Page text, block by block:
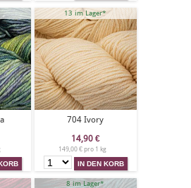
13 im Lager*
704 Ivory
14,90 €
149,00 € pro 1 kg
8 im Lager*